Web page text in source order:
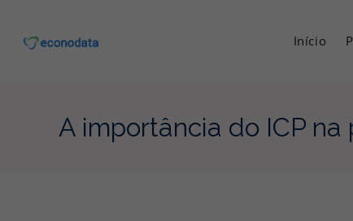
Início
A importância do ICP na